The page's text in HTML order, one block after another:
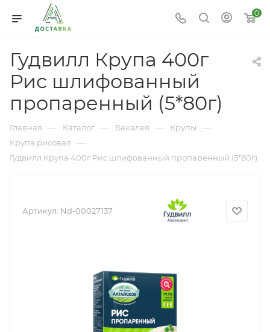
0
Гудвилл Крупа 400г
Рис шлифованный
пропаренный (5*80г)
Главная — Каталог — Бакалея — Крупы —
Крупа рисовая —
Гудвилл Крупа 400г Рис шлифованный пропаренный (5*80г)
Артикул: Nd-00027137